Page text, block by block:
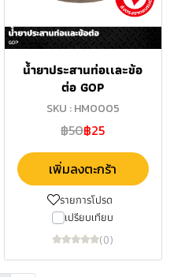
น้ำยาประสานท่อเเละข้อ
ต่อ GOP
SKU : HM0005
฿50฿25
เพิ่มลงตะกร้า
รายการโปรด
เปรียบเทียบ
(0)